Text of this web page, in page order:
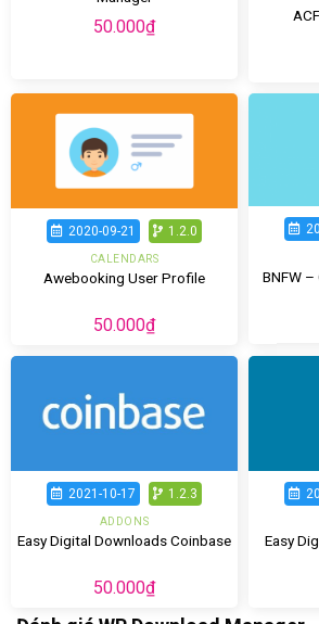
50.000₫
2020-09-21 1.2.0
CALENDARS
Awebooking User Profile
50.000₫
BNFW
2021-10-17 1.2.3
ADDONS
Easy Digital Downloads Coinbase
50.000₫
Easy